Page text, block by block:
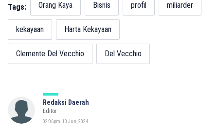
Tags: Orang Kaya Bisnis profil miliarder
kekayaan Harta Kekayaan
Clemente Del Vecchio Del Vecchio
Redaksi Daerah
Editor
02:06pm, 10 Jun, 2024